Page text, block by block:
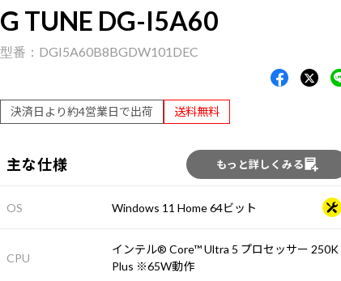
G TUNE DG-I5A60
DGI5A60B8BGDW101DEC
決済日より約4営業日で出荷 送料無料
主な仕様 もっと詳しくみる
OS Windows 11 Home 64ビット
CPU
インテル® Core™ Ultra 5 プロセッサー 250K
Plus ※65W動作